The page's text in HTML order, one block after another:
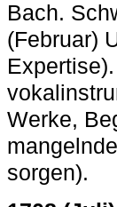
Bach.
(Februar)
Werke,
sorgen).